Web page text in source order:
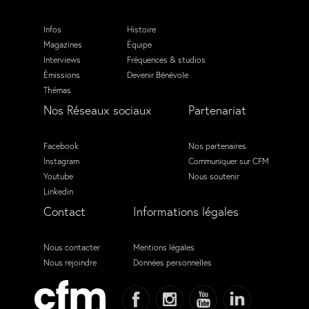
Infos
Magazines
Interviews
Émissions
Thémas
Histoire
Équipe
Fréquences & studios
Devenir Bénévole
Nos Réseaux sociaux
Facebook
Instagram
Youtube
Linkedin
Partenariat
Nos partenaires
Communiquer sur CFM
Nous soutenir
Contact
Nous contacter
Nous rejoindre
Informations légales
Mentions légales
Données personnelles